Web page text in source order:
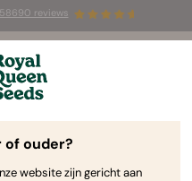
58690 reviews
Sales: tot wel 50% korting
producten! ⏤
Blog
of ouder?
website zijn gericht aan